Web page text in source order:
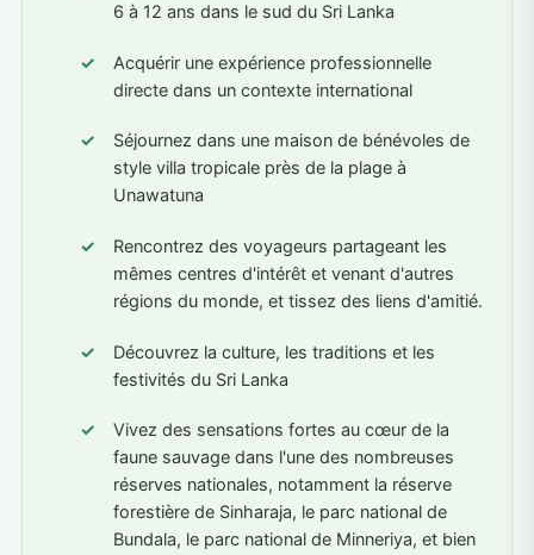
6 à 12 ans dans le sud du Sri Lanka
Acquérir une expérience professionnelle
directe dans un contexte international
Séjournez dans une maison de bénévoles de
style villa tropicale près de la plage à
Unawatuna
Rencontrez des voyageurs partageant les
mêmes centres d'intérêt et venant d'autres
régions du monde, et tissez des liens d'amitié.
Découvrez la culture, les traditions et les
festivités du Sri Lanka
Vivez des sensations fortes au cœur de la
faune sauvage dans l'une des nombreuses
réserves nationales, notamment la réserve
forestière de Sinharaja, le parc national de
Bundala, le parc national de Minneriya, et bien